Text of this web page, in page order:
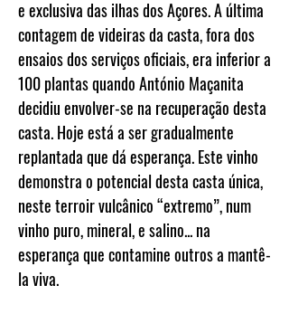
e exclusiva das ilhas dos Açores. A última
contagem de videiras da casta, fora dos
ensaios dos serviços oficiais, era inferior a
100 plantas quando António Maçanita
decidiu envolver-se na recuperação desta
casta. Hoje está a ser gradualmente
replantada que dá esperança. Este vinho
demonstra o potencial desta casta única,
neste terroir vulcânico “extremo”, num
vinho puro, mineral, e salino... na
esperança que contamine outros a mantê-
la viva.